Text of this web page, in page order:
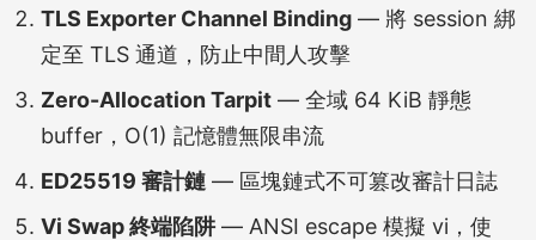
TLS Exporter Channel Binding — 將 session 綁
定至 TLS 通道，防止中間人攻擊
Zero-Allocation Tarpit — 全域 64 KiB 靜態
buffer，O(1) 記憶體無限串流
ED25519 審計鏈 — 區塊鏈式不可篡改審計日誌
Vi Swap 終端陷阱— ANSI escape 模擬 vi，使